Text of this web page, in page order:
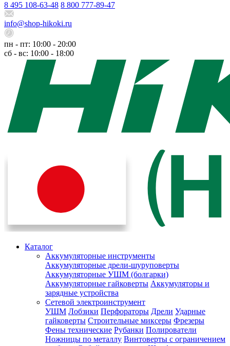
8 495 108-63-48 8 800 777-89-47
info@shop-hikoki.ru
пн - пт: 10:00 - 20:00
сб - вс: 10:00 - 18:00
Каталог
Аккумуляторные инструменты
Аккумуляторные дрели-шуруповерты
Аккумуляторные УШМ (болгарки)
Аккумуляторные гайковерты Аккумуляторы и
зарядные устройства
Сетевой электроинструмент
УШМ Лобзики Перфораторы Дрели Ударные
гайковерты Строительные миксеры Фрезеры
Фены технические Рубанки Полирователи
Ножницы по металлу Винтоверты с ограничением